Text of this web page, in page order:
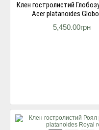
Клен гостролистий
Acer platanoides
5,450.00грн